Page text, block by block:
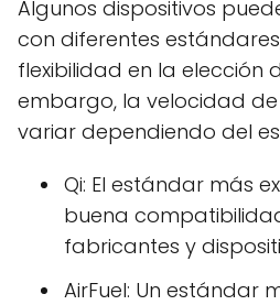
Algunos dispositivos
con diferentes
flexibilidad en la elección
embargo, la velocidad
variar dependiendo del
Qi: El estándar más
buena
fabricantes y
AirFuel: Un estándar